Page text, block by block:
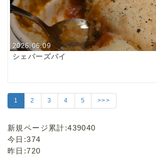
2026.06.09
シェパーズパイ
1 2 3 4 5 >>>
新規ページ累計:439040
今日:374
昨日:720